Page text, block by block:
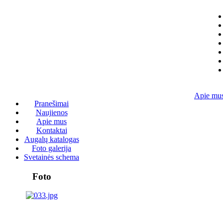
Pranešimai
Naujienos
Apie mus
Kontaktai
Augalų katalogas
Foto galerija
Svetainės schema
Foto
Apie